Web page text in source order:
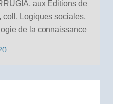
aux Éditions de
coll. Logiques sociales,
de la connaissance